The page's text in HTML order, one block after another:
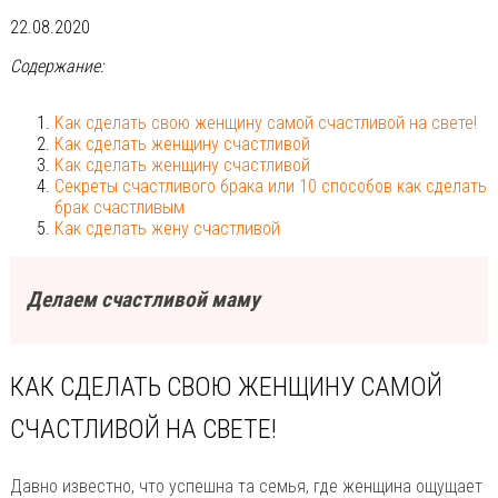
22.08.2020
Содержание:
Как сделать свою женщину самой счастливой на свете!
Как сделать женщину счастливой
Как сделать женщину счастливой
Cекреты счастливого брака или 10 способов как сделать
брак счастливым
Как сделать жену счастливой
Делаем счастливой маму
КАК СДЕЛАТЬ СВОЮ ЖЕНЩИНУ САМОЙ
СЧАСТЛИВОЙ НА СВЕТЕ!
Давно известно, что успешна та семья, где женщина ощущает